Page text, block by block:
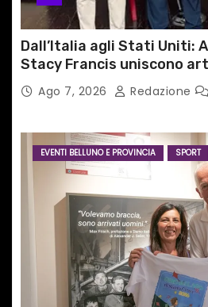
Dall’Italia agli Stati Uniti:
Stacy Francis uniscono
tecnologia in un nuovo
internazionale”
Ago 7, 2026 Redazione
EVENTI BELLUNO E PROVINCIA SPORT